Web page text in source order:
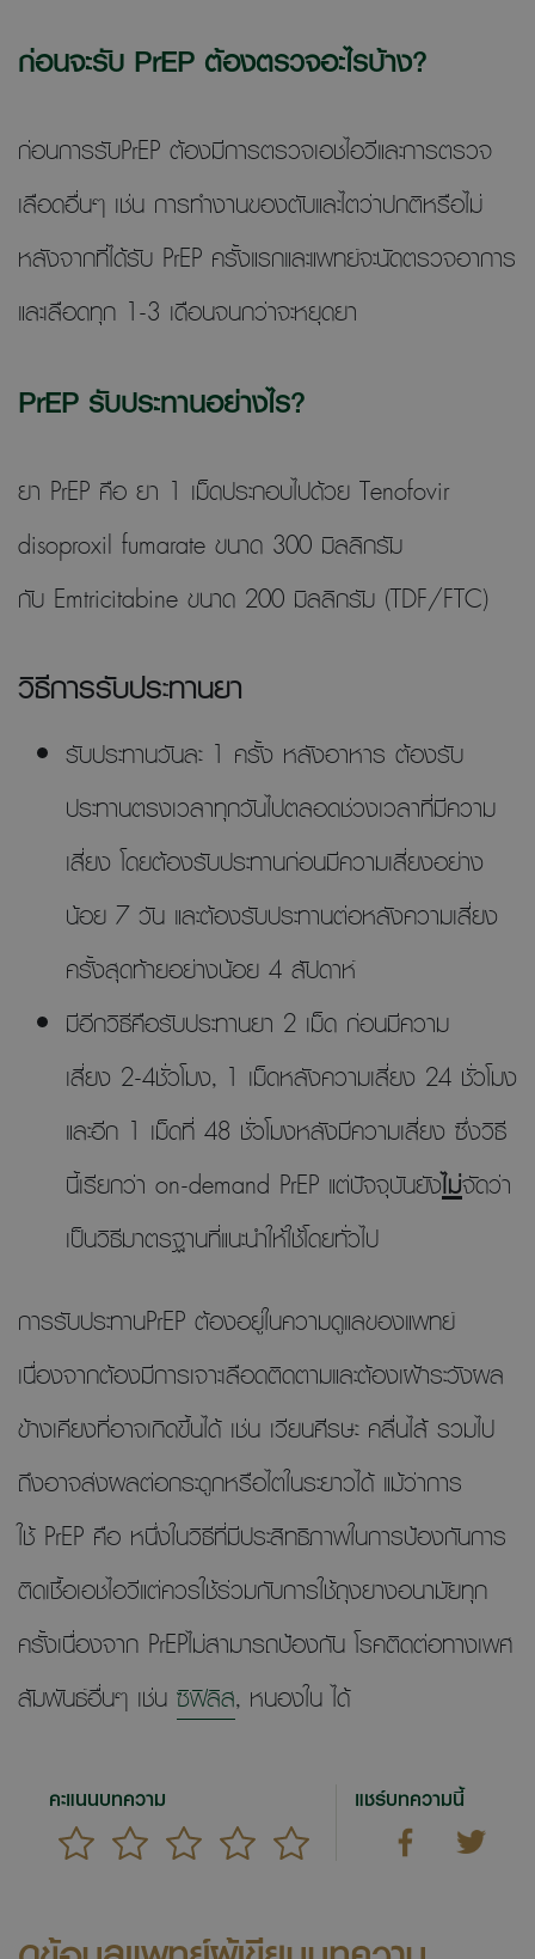
ก่อนจะรับ PrEP ต้องตรวจอะไรบ้าง?
ก่อนการรับPrEP ต้องมีการตรวจเอชไอวีและการตรวจ
เลือดอื่นๆ เช่น การทำงานของตับและไตว่าปกติหรือไม่
หลังจากที่ได้รับ PrEP ครั้งแรกและแพทย์จะนัดตรวจอาการ
และเลือดทุก 1-3 เดือนจนกว่าจะหยุดยา
PrEP รับประทานอย่างไร?
ยา PrEP คือ ยา 1 เม็ดประกอบไปด้วย Tenofovir
disoproxil fumarate ขนาด 300 มิลลิกรัม
กับ Emtricitabine ขนาด 200 มิลลิกรัม (TDF/FTC)
วิธีการรับประทานยา
รับประทานวันละ 1 ครั้ง หลังอาหาร ต้องรับ
ประทานตรงเวลาทุกวันไปตลอดช่วงเวลาที่มีความ
เสี่ยง โดยต้องรับประทานก่อนมีความเสี่ยงอย่าง
น้อย 7 วัน และต้องรับประทานต่อหลังความเสี่ยง
ครั้งสุดท้ายอย่างน้อย 4 สัปดาห์
มีอีกวิธีคือรับประทานยา 2 เม็ด ก่อนมีความ
เสี่ยง 2-4ชั่วโมง, 1 เม็ดหลังความเสี่ยง 24 ชั่วโมง
และอีก 1 เม็ดที่ 48 ชั่วโมงหลังมีความเสี่ยง ซึ่งวิธี
นี้เรียกว่า on-demand PrEP แต่ปัจจุบันยังไม่จัดว่า
เป็นวิธีมาตรฐานที่แนะนำให้ใช้โดยทั่วไป
การรับประทานPrEP ต้องอยู่ในความดูแลของแพทย์
เนื่องจากต้องมีการเจาะเลือดติดตามและต้องเฝ้าระวังผล
ข้างเคียงที่อาจเกิดขึ้นได้ เช่น เวียนศีรษะ คลื่นไส้ รวมไป
ถึงอาจส่งผลต่อกระดูกหรือไตในระยาวได้ แม้ว่าการ
ใช้ PrEP คือ หนึ่งในวิธีที่มีประสิทธิภาพในการป้องกันการ
ติดเชื้อเอชไอวีแต่ควรใช้ร่วมกับการใช้ถุงยางอนามัยทุก
ครั้งเนื่องจาก PrEPไม่สามารถป้องกัน โรคติดต่อทางเพศ
สัมพันธ์อื่นๆ เช่น ซิฟิลิส, หนองใน ได้
คะแนนบทความ แชร์บทความนี้